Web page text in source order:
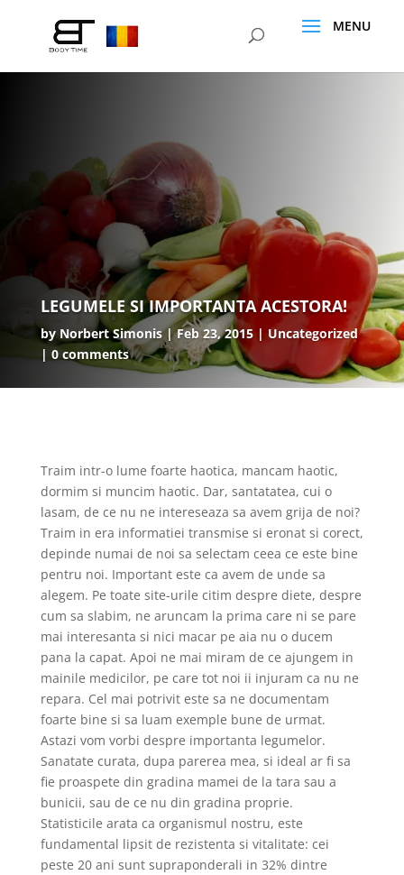
LEGUMELE SI IMPORTANTA ACESTORA!
byNorbert Simonis Feb 23, 2015
Uncategorized
0 comments
Traim intr-o lume foarte haotica, mancam haotic,
dormim si muncim haotic. Dar, santatatea, cui o
lasam, de ce nu ne intereseaza sa avem grija de noi?
Traim in era informatiei transmise si eronat si corect,
depinde numai de noi sa selectam ceea ce este bine
pentru noi. Important este ca avem de unde sa
alegem. Pe toate site-urile citim despre diete, despre
cum sa slabim, ne aruncam la prima care ni se pare
mai interesanta si nici macar pe aia nu o ducem
pana la capat. Apoi ne mai miram de ce ajungem in
mainile medicilor, pe care tot noi ii injuram ca nu ne
repara. Cel mai potrivit este sa ne documentam
foarte bine si sa luam exemple bune de urmat.
Astazi vom vorbi despre importanta legumelor.
Sanatate curata, dupa parerea mea, si ideal ar fi sa
fie proaspete din gradina mamei de la tara sau a
bunicii, sau de ce nu din gradina proprie.
Statisticile arata ca organismul nostru, este
fundamental lipsit de rezistenta si vitalitate: cei
peste 20 ani sunt supraponderali in 32% dintre